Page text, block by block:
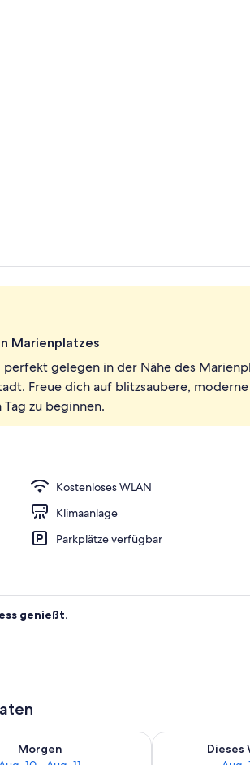
Marienplatzes
gelegen in der Nähe des
Freue dich auf blitzsaubere,
zu beginnen.
Kostenloses WLAN
Klimaanlage
Parkplätze verfügbar
genießt.
- Aug. 10.
Morgen
Verfügbarkeit für morgen, Aug. 10 - Aug.
Dieses
Überprüfe die